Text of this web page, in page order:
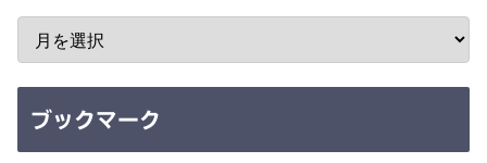
ブックマーク